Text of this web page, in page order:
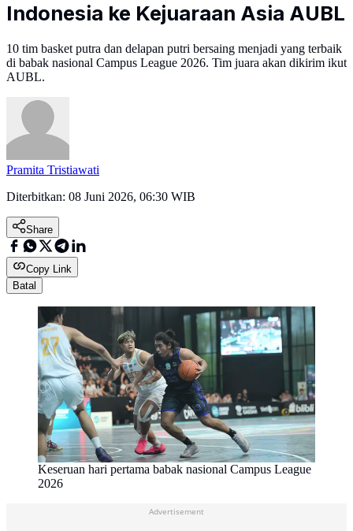
Indonesia ke Kejuaraan Asia AUBL
10 tim basket putra dan delapan putri bersaing menjadi yang terbaik
di babak nasional Campus League 2026. Tim juara akan dikirim ikut
AUBL.
Pramita Tristiawati
Diterbitkan: 08 Juni 2026, 06:30 WIB
Share
Copy Link
Batal
Keseruan hari pertama babak nasional Campus League
2026
Advertisement